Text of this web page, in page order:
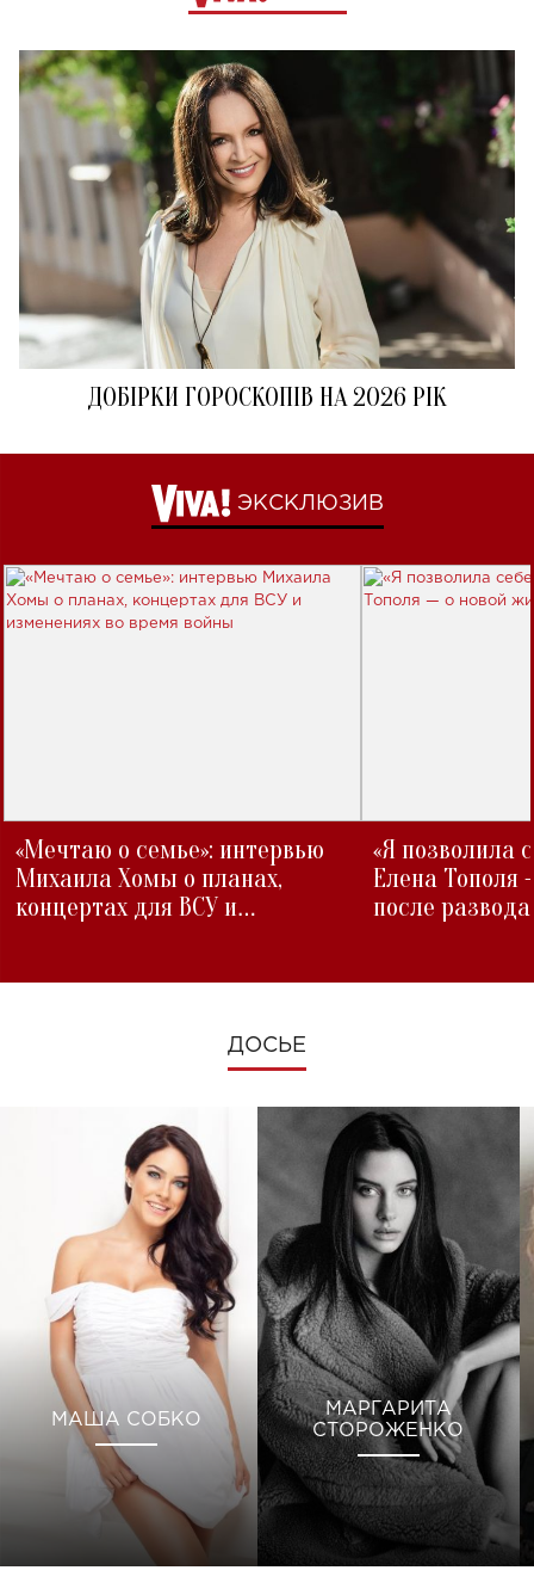
ДОБІРКИ ГОРОСКОПІВ НА 2026 РІК
ЭКСКЛЮЗИВ
«Мечтаю о семье»: интервью
Михаила Хомы о планах,
концертах для ВСУ и
«Я позволила
Елена Тополя
после развода
ДОСЬЕ
МАША СОБКО
МАРГАРИТА
СТОРОЖЕНКО